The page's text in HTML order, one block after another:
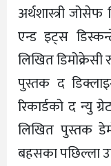
अर्थशास्त्री
एन्ड इट्स
लिखित
पुस्तक द
रिकार्डको द न्यु
लिखित पुस्तक
बहसका पछिल्ला